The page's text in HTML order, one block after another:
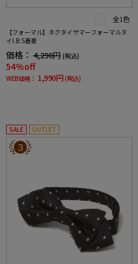
全1色
【フォーマル】ネクタイサマーフォーマルタ
イI.B.S春夏
価格： 4,290円 (税込)
54%off
WEB価格： 1,990円 (税込)
SALE OUTLET
3